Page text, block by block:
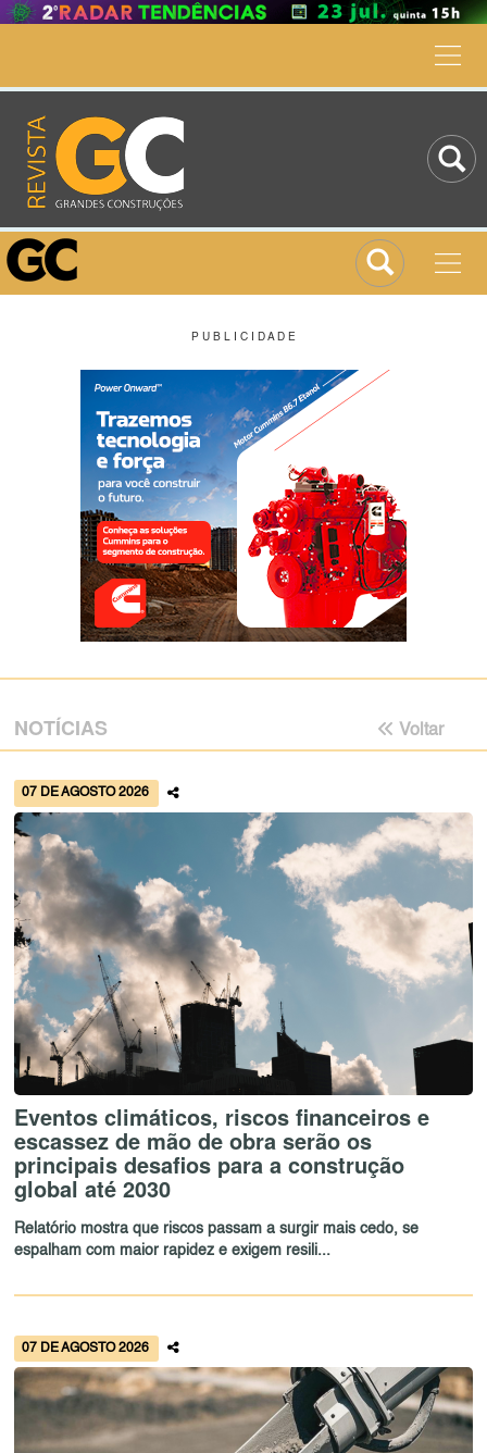
P U B L I C I D A D E
NOTÍCIAS Voltar
07 DE AGOSTO 2026
Eventos climáticos, riscos financeiros e
escassez de mão de obra serão os
principais desafios para a construção
global até 2030
Relatório mostra que riscos passam a surgir mais cedo, se
espalham com maior rapidez e exigem resili...
07 DE AGOSTO 2026